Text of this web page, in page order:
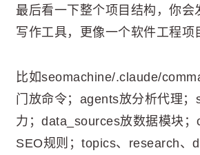
最后看一下整个项目结构，你会
写作工具，更像一个软件工程项
比如seomachine/.claude/
门放命令；agents放分析代理
力；data_sources放数据模块；
SEO规则；topics、research、